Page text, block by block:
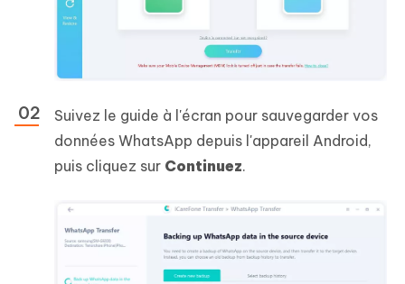
Suivez le guide à l'écran pour sauvegarder vos
données WhatsApp depuis l'appareil Android,
puis cliquez sur Continuez.